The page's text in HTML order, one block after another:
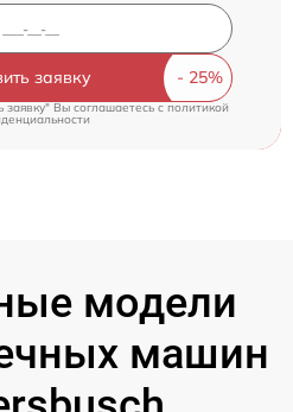
заявку
Вы соглашаетесь c политикой
модели
машин